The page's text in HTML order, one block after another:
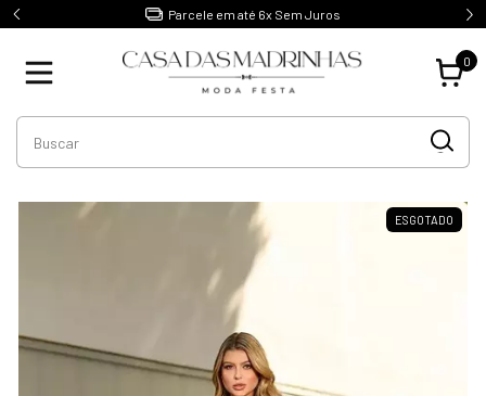
1ºTroca Gratuita e sem Burocracia
0
ESGOTADO